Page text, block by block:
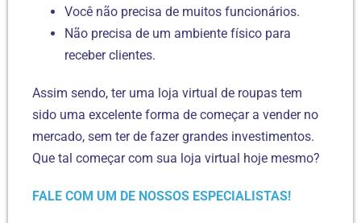
Você não precisa de muitos funcionários.
Não precisa de um ambiente físico para
receber clientes.
Assim sendo, ter uma loja virtual de roupas tem
sido uma excelente forma de começar a vender no
mercado, sem ter de fazer grandes investimentos.
Que tal começar com sua loja virtual hoje mesmo?
FALE COM UM DE NOSSOS ESPECIALISTAS!